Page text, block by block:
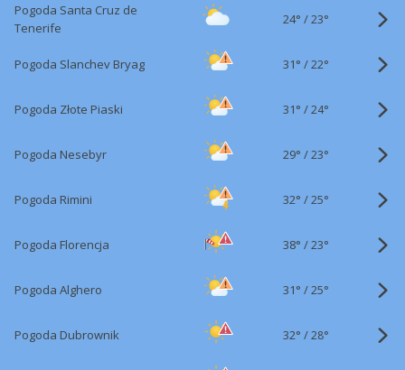
Pogoda Santa Cruz de
Tenerife
24° /23°
Pogoda Slanchev Bryag 31° /22°
Pogoda Złote Piaski 31° /24°
Pogoda Nesebyr 29° /23°
Pogoda Rimini 32° /25°
Pogoda Florencja 38° /23°
Pogoda Alghero 31° /25°
Pogoda Dubrownik 32° /28°